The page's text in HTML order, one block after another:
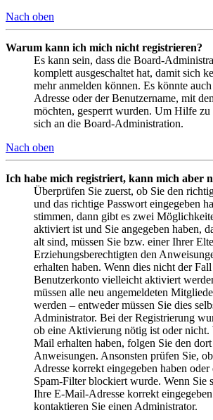
Nach oben
Warum kann ich mich nicht registrieren?
Es kann sein, dass die Board-
komplett ausgeschaltet hat, damit sich
mehr anmelden können. Es könnte
Adresse oder der Benutzername, mit
möchten, gesperrt wurden. Um Hilfe zu
sich an die Board-Administration.
Nach oben
Ich habe mich registriert, kann mich aber
Überprüfen Sie zuerst, ob Sie den
und das richtige Passwort eingegeben
stimmen, dann gibt es zwei
aktiviert ist und Sie angegeben haben,
alt sind, müssen Sie bzw. einer Ihrer
Erziehungsberechtigten den
erhalten haben. Wenn dies nicht der
Benutzerkonto vielleicht aktiviert
müssen alle neu angemeldeten
werden – entweder müssen Sie dies
Administrator. Bei der Registrierung
ob eine Aktivierung nötig ist oder nicht.
Mail erhalten haben, folgen Sie den dort
Anweisungen. Ansonsten prüfen Sie,
Adresse korrekt eingegeben haben
Spam-Filter blockiert wurde. Wenn Sie
Ihre E-Mail-Adresse korrekt
kontaktieren Sie einen Administrator.